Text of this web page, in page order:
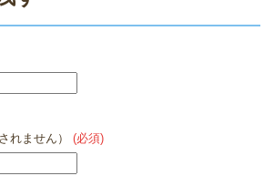
れません） (必須)